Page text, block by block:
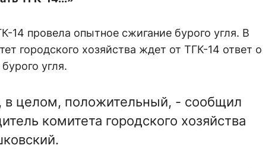
14 провела опытное сжигание бурого угля. В
городского хозяйства ждет от ТГК-14 ответ о
угля.
в целом, положительный, - сообщил
комитета городского хозяйства